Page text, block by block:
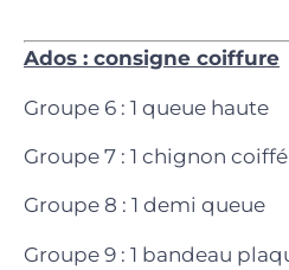
Ados : consigne coiffure
Groupe 6 : 1 queue haute
Groupe 7 : 1 chignon
Groupe 8 : 1 demi queue
Groupe 9 : 1 bandeau